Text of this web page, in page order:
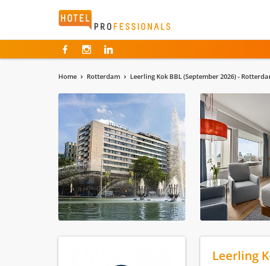
Hotelprofessionals
Home Rotterdam Leerling Kok BBL (September 2026) -
Leerling